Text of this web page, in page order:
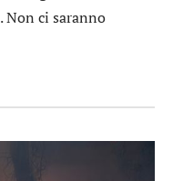
Non ci saranno